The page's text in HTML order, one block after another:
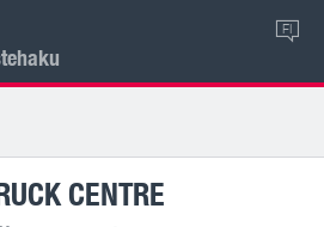
FI
CENTRE